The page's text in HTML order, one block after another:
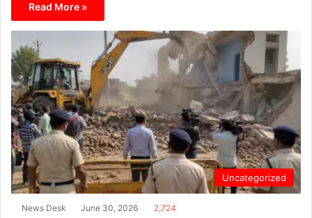
Read More »
Uncategorized
News Desk June 30, 2026 2,724